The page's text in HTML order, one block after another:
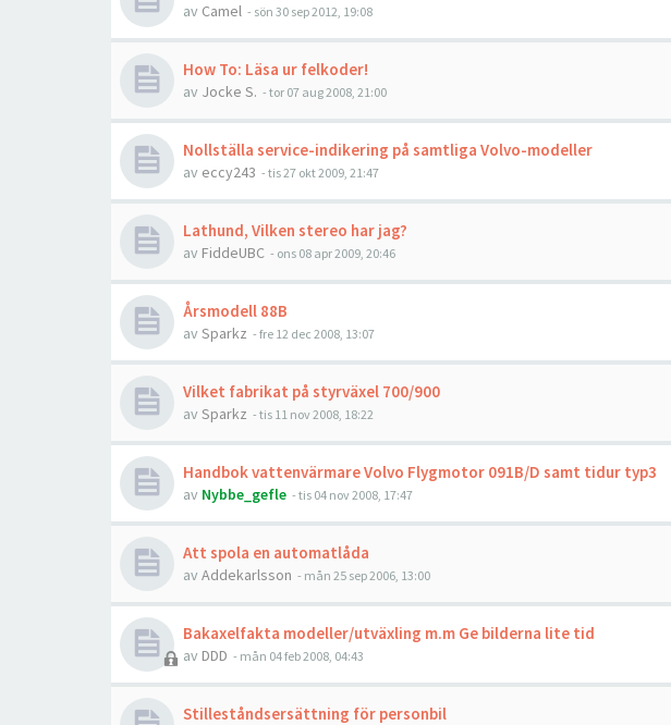
av Camel - sön 30 sep 2012, 19:08
How To: Läsa ur felkoder!
av Jocke S. - tor 07 aug 2008, 21:00
Nollställa service-indikering på samtliga Volvo-modeller
av eccy243 - tis 27 okt 2009, 21:47
Lathund, Vilken stereo har jag?
av FiddeUBC - ons 08 apr 2009, 20:46
Årsmodell 88B
av Sparkz - fre 12 dec 2008, 13:07
Vilket fabrikat på styrväxel 700/900
av Sparkz - tis 11 nov 2008, 18:22
Handbok vattenvärmare Volvo Flygmotor 091B/D samt tidur typ3
av Nybbe_gefle - tis 04 nov 2008, 17:47
Att spola en automatlåda
av Addekarlsson - mån 25 sep 2006, 13:00
Bakaxelfakta modeller/utväxling m.m Ge bilderna lite tid
av DDD - mån 04 feb 2008, 04:43
Stilleståndsersättning för personbil